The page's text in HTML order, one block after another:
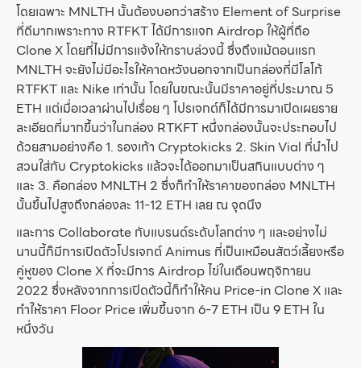
โดยเฉพาะ MNLTH นั้นต้องบอกว่าสร้าง Element of Surprise
ที่ดีมากเพราะทาง RTFKT ได้มีการแจก Airdrop ให้ผู้ที่ถือ
Clone X โดยที่ไม่มีการแจ้งให้ทราบล่วงนี้ ซึ่งถึงแม้ตอนแรก
MNLTH จะยังไม่มีอะไรให้คาดหวังนอกจากเป็นกล่องที่มีโลโก้
RTFKT และ Nike เท่านั้น โดยในขณะนั้นมีราคาอยู่ที่ประมาณ 5
ETH แต่เมื่อเวลาผ่านไปเรื่อย ๆ โปรเจกต์ก็ได้มีการมาเปิดเผยราย
ละเอียดที่มากขึ้นว่าในกล่อง RTKFT หนึ่งกล่องนั้นจะประกอบไป
ด้วยสามอย่างคือ 1. รองเท้า Cryptokicks 2. Skin Vial ที่นำไป
สวนใส่กับ Cryptokicks แล้วจะได้ออกมาเป็นสกินแบบต่าง ๆ
และ 3. คือกล่อง MNLTH 2 ซึ่งก็ทำให้ราคาของกล่อง MNLTH
นั้นขึ้นไปสูงถึงกล่องละ 11-12 ETH เลย ณ จุดนึง
และการ Collaborate กับแบรนด์ระดับโลกต่าง ๆ และอย่างไม่
นานนี้ก็มีการเปิดตัวโปรเจกต์ Animus ที่เป็นเหมือนสัตว์เลี้ยงหรือ
คู่หูของ Clone X ที่จะมีการ Airdrop ไข่ในเดือนพฤจิกายน
2022 ซึ่งหลังจากการเปิดตัวนี้ก็ทำให้คน Price-in Clone X และ
ทำให้ราคา Floor Price เพิ่มขึ้นจาก 6-7 ETH เป็น 9 ETH ใน
หนึ่งวัน